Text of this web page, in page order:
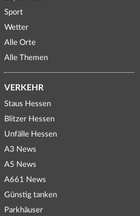
Sport
Wetter
Alle Orte
Alle Themen
VERKEHR
Staus Hessen
Blitzer Hessen
Unfälle Hessen
A3 News
A5 News
A661 News
Günstig tanken
Parkhäuser